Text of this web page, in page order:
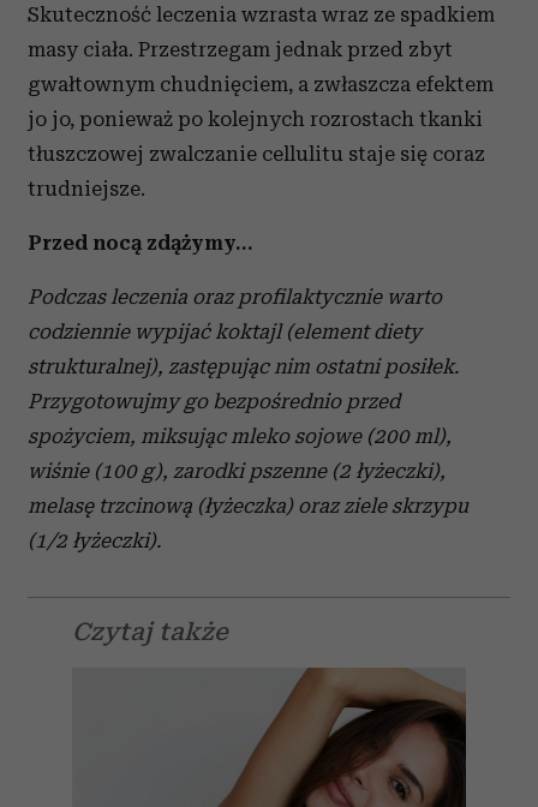
Skuteczność leczenia wzrasta wraz ze spadkiem
masy ciała. Przestrzegam jednak przed zbyt
gwałtownym chudnięciem, a zwłaszcza efektem
jo jo, ponieważ po kolejnych rozrostach tkanki
tłuszczowej zwalczanie cellulitu staje się coraz
trudniejsze.
Przed nocą zdążymy…
Podczas leczenia oraz profilaktycznie warto
codziennie wypijać koktajl (element diety
strukturalnej), zastępując nim ostatni posiłek.
Przygotowujmy go bezpośrednio przed
spożyciem, miksując mleko sojowe (200 ml),
wiśnie (100 g), zarodki pszenne (2 łyżeczki),
melasę trzcinową (łyżeczka) oraz ziele skrzypu
(1/2 łyżeczki).
Czytaj także